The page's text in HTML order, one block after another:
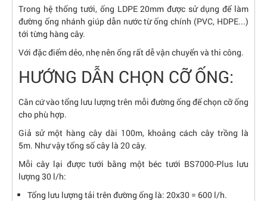
Trong hệ thống tưới, ống LDPE 20mm được sử dụng để làm
đường ống nhánh giúp dẫn nước từ ống chính (PVC, HDPE...)
tới từng hàng cây.
Với đặc điểm dẻo, nhẹ nên ống rất dễ vận chuyển và thi công.
HƯỚNG DẪN CHỌN CỠ ỐNG:
Căn cứ vào tổng lưu lượng trên mỗi đường ống để chọn cỡ ống
cho phù hợp.
Giả sử một hàng cây dài 100m, khoảng cách cây trồng là
5m. Như vậy tổng số cây là 20 cây.
Mỗi cây lại được tưới bằng một béc tưới BS7000-Plus lưu
lượng 30 l/h:
Tổng lưu lượng tải trên đường ống là: 20x30 = 600 l/h.